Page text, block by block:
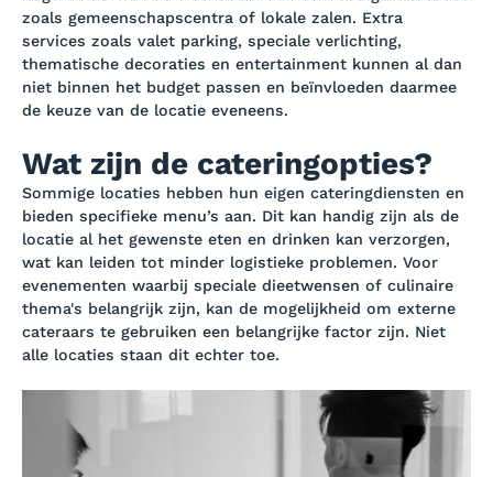
zoals gemeenschapscentra of lokale zalen. Extra
services zoals valet parking, speciale verlichting,
thematische decoraties en entertainment kunnen al dan
niet binnen het budget passen en beïnvloeden daarmee
de keuze van de locatie eveneens.
Wat zijn de cateringopties?
Sommige locaties hebben hun eigen cateringdiensten en
bieden specifieke menu’s aan. Dit kan handig zijn als de
locatie al het gewenste eten en drinken kan verzorgen,
wat kan leiden tot minder logistieke problemen. Voor
evenementen waarbij speciale dieetwensen of culinaire
thema's belangrijk zijn, kan de mogelijkheid om externe
cateraars te gebruiken een belangrijke factor zijn. Niet
alle locaties staan dit echter toe.